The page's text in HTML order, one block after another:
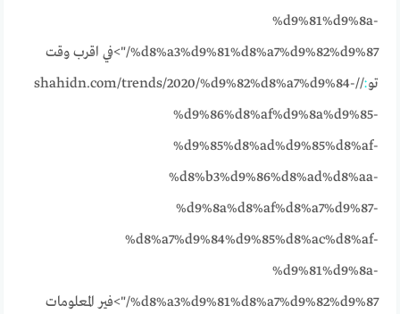
%d9%81%d9%8a-
%d8%a3%d9%81%d8%a7%d9%82%d9%87/">في اقرب وقت
تو:
//shahidn.com/trends/2020/%d9%82%d8%a7%d9%84-
%d9%86%d8%af%d9%8a%d9%85-
%d9%85%d8%ad%d9%85%d8%af-
%d8%b3%d9%86%d8%ad%d8%aa-
%d9%8a%d8%af%d8%a7%d9%87-
%d8%a7%d9%84%d9%85%d8%ac%d8%af-
%d9%81%d9%8a-
%d8%a3%d9%81%d8%a7%d9%82%d9%87/">فير المعلومات